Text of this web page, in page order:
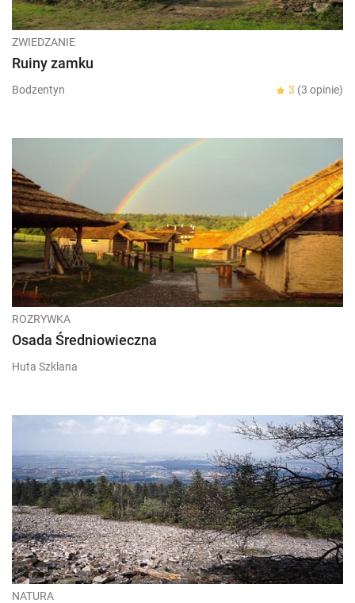
ZWIEDZANIE
Ruiny zamku
Bodzentyn 3 (3 opinie)
ROZRYWKA
Osada Średniowieczna
Huta Szklana
NATURA